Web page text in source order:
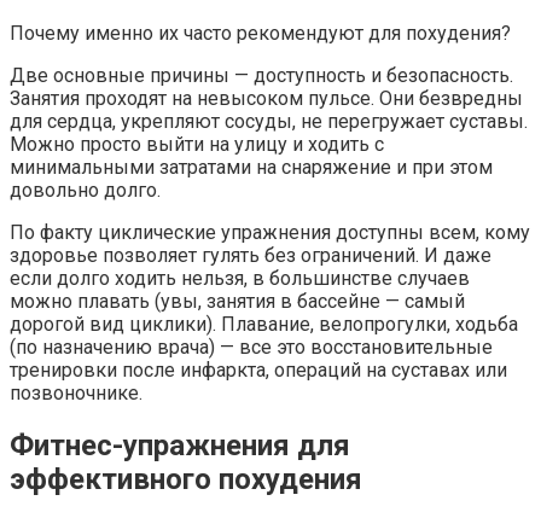
Почему именно их часто рекомендуют для похудения?
Две основные причины — доступность и безопасность.
Занятия проходят на невысоком пульсе. Они безвредны
для сердца, укрепляют сосуды, не перегружает суставы.
Можно просто выйти на улицу и ходить с
минимальными затратами на снаряжение и при этом
довольно долго.
По факту циклические упражнения доступны всем, кому
здоровье позволяет гулять без ограничений. И даже
если долго ходить нельзя, в большинстве случаев
можно плавать (увы, занятия в бассейне — самый
дорогой вид циклики). Плавание, велопрогулки, ходьба
(по назначению врача) — все это восстановительные
тренировки после инфаркта, операций на суставах или
позвоночнике.
Фитнес-упражнения для
эффективного похудения